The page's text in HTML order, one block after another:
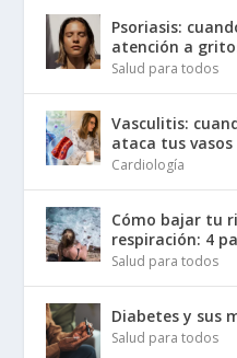
Psoriasis:
atención a
Salud para todos
Vasculitis:
ataca tus
Cardiología
Cómo bajar tu
respiración: 4
Salud para todos
Diabetes y sus
Salud para todos